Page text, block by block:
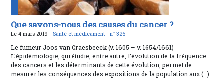
Que savons-nous des causes du cancer ?
Le 4 mars 2019 - Santé et médicament -n° 326
Le fumeur Joos van Craesbeeck (v. 1605 – v. 1654/1661)
L’épidémiologie, qui étudie, entre autre, l’évolution de la fréquence
des cancers et les déterminants de cette évolution, permet de
mesurer les conséquences des expositions de la population aux (…)